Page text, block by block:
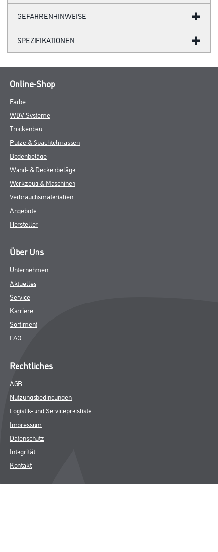
GEFAHRENHINWEISE
SPEZIFIKATIONEN
Online-Shop
Farbe
WDV-Systeme
Trockenbau
Putze & Spachtelmassen
Bodenbeläge
Wand- & Deckenbeläge
Werkzeug & Maschinen
Verbrauchsmaterialien
Angebote
Hersteller
Über Uns
Unternehmen
Aktuelles
Service
Karriere
Sortiment
FAQ
Rechtliches
AGB
Nutzungsbedingungen
Logistik- und Servicepreisliste
Impressum
Datenschutz
Integrität
Kontakt